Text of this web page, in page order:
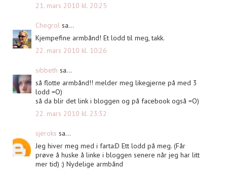
21. mars 2010 kl. 20:25
Chegrol sa...
Kjempefine armbånd! Et lodd til meg, takk.
22. mars 2010 kl. 10:26
sibbeth sa...
så flotte armbånd!! melder meg likegjerne på med 3
lodd =O)
så da blir det link i bloggen og på facebook også =O)
22. mars 2010 kl. 23:32
sjeroks sa...
Jeg hiver meg med i farta:D Ett lodd på meg. (Får
prøve å huske å linke i bloggen senere når jeg har litt
mer tid) :) Nydelige armbånd